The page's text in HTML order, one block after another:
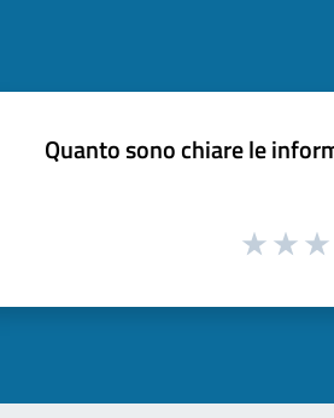
Quanto sono chiare le